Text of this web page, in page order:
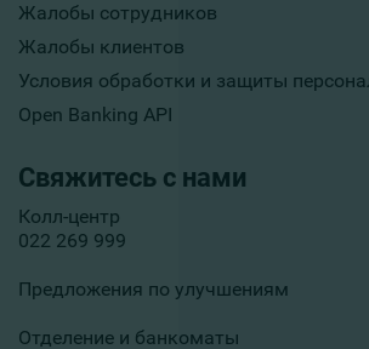
Жалобы сотрудников
Жалобы клиентов
Условия обработки и защиты
Open Banking API
Свяжитесь с нами
Колл-центр
022 269 999
Предложения по улучшениям
Отделение и банкоматы